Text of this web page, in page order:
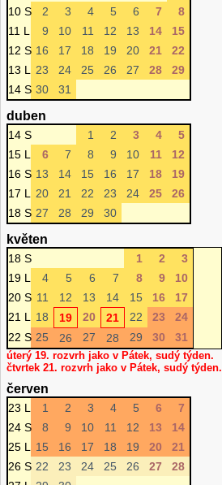
10 S
2 3 4 5 6 7
8
11 L
9 10 11 12 13 14
15
12 S 16 17 18 19 20 21
22
13 L
23 24 25 26 27 28
29
14 S 30 31
duben
14 S 1 2 3 4
5
15 L
6 7 8 9 10 11
12
16 S 13 14 15 16 17 18
19
17 L
20 21 22 23 24 25
26
18 S 27 28 29 30
květen
18 S 1 2
3
19 L
4 5 6 7 8 9
10
20 S 11 12 13 14 15 16
17
21 L
18 19 20 21 22 23
24
22 S 25 26 27 28 29 30 31
úterý 19. rozvrh jako v Pátek, sudý týden.
čtvrtek 21. rozvrh jako v Pátek, sudý týden.
červen
23 L 1 2 3 4 5 6
7
24 S
8 9 10 11 12 13
14
25 L
15 16 17 18 19 20
21
26 S 22 23 24 25 26 27
28